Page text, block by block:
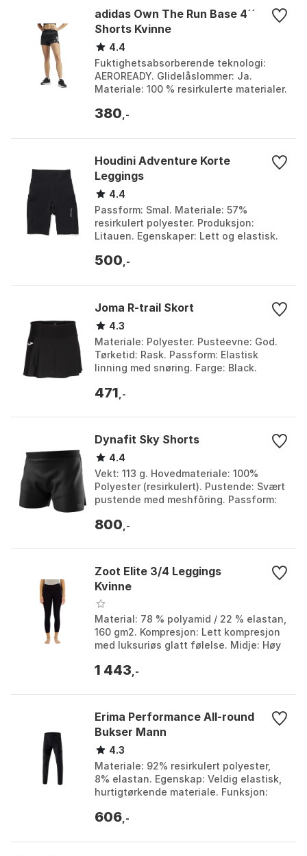
adidas Own The Run Base 4´´
Shorts Kvinne
4.4
Fuktighetsabsorberende teknologi:
AEROREADY. Glidelåslommer: Ja.
Materiale: 100 % resirkulerte materialer.
Black. Størrelse: ...
380 ,-
Houdini Adventure Korte
Leggings
4.4
Passform: Smal. Materiale: 57%
resirkulert polyester. Produksjon:
Litauen. Egenskaper: Lett og elastisk.
Green, Blue illusion, T...
500 ,-
Joma R-trail Skort
4.3
Materiale: Polyester. Pusteevne: God.
Tørketid: Rask. Passform: Elastisk
linning med snøring. Farge: Black.
471 ,-
Dynafit Sky Shorts
4.4
Vekt: 113 g. Hovedmateriale: 100%
Polyester (resirkulert). Pustende: Svært
pustende med meshfôring. Passform:
Farge: Black o...
800 ,-
Zoot Elite 3/4 Leggings
Kvinne
Material: 78 % polyamid / 22 % elastan,
160 gm2. Kompresjon: Lett kompresjon
med luksuriøs glatt følelse. Midje: Høy
UPF ...
1 443 ,-
Erima Performance All-round
Bukser Mann
4.3
Materiale: 92% resirkulert polyester,
8% elastan. Egenskap: Veldig elastisk,
hurtigtørkende materiale. Funksjon:
Midjebånd: ...
606 ,-